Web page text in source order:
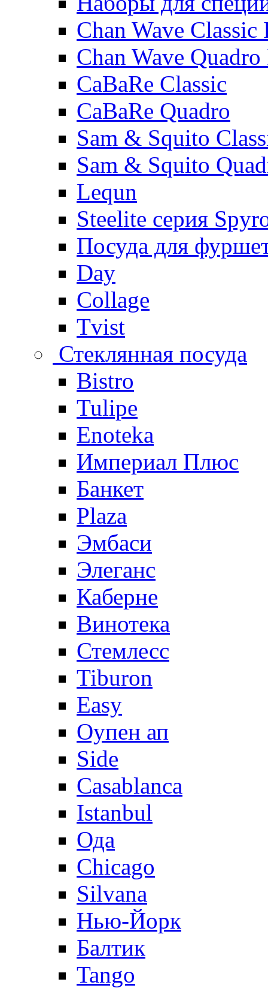
Chan Wave
Chan Wave
CaBaRe Classic
CaBaRe Quadro
Sam & Squito
Sam & Squito
Lequn
Steelite серия
Посуда для
Day
Collage
Tvist
Стеклянная посуда
Bistro
Tulipe
Enoteka
Империал Плюс
Банкет
Plaza
Эмбаси
Элеганс
Каберне
Винотека
Стемлесс
Tiburon
Easy
Оупен ап
Side
Casablanca
Istanbul
Ода
Chicago
Silvana
Нью-Йорк
Балтик
Tango